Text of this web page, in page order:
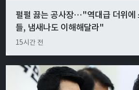
펄펄 끓는 공사장…"역대급 더위에
들, 냄새나도 이해해달라"
15시간 전